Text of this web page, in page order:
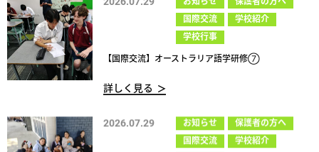
国際交流
学校紹介
学校行事
【国際交流】オーストラリア語学研修⑦
詳しく見る
2026.07.29 お知らせ
保護者の方へ
国際交流
学校紹介